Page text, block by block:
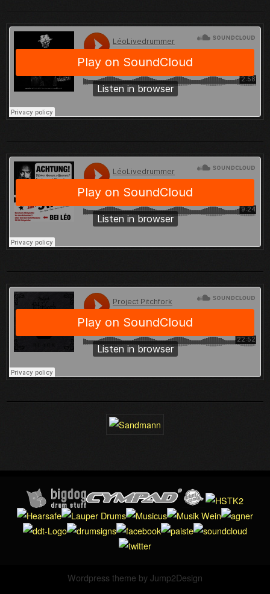
Wordpress theme byJump2Design